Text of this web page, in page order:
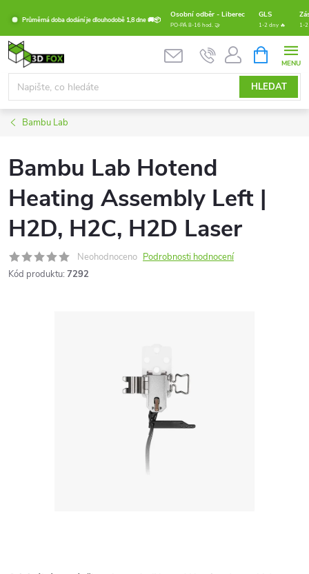
obsah
Průměrná doba dodání je dlouhodobě 1,8 dne 🚚📦
Osobní odběr - Liberec GLS
PO-PÁ 8-16 hod. 🤝 1-2 dny 🔥 1-
HLEDAT
NÁKUPNÍ
KOŠÍK
Bambu Lab
Bambu Lab Hotend
Heating Assembly Left |
H2D, H2C, H2D Laser
Neohodnoceno Podrobnosti hodnocení
Kód produktu: 7292